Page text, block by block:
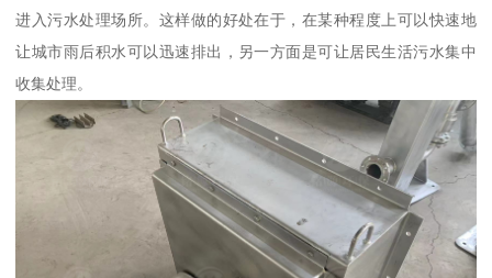
进入污水处理场所。这样做的好处在于，在某种程度上可以快速地
让城市雨后积水可以迅速排出，另一方面是可让居民生活污水集中
收集处理。